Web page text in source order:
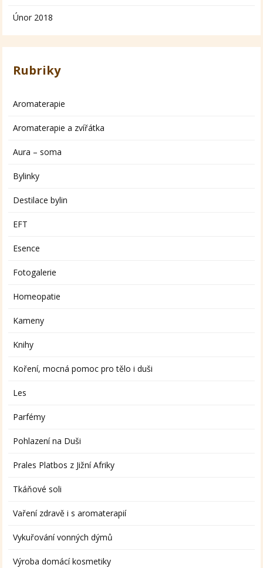
Únor 2018
Rubriky
Aromaterapie
Aromaterapie a zvířátka
Aura – soma
Bylinky
Destilace bylin
EFT
Esence
Fotogalerie
Homeopatie
Kameny
Knihy
Koření, mocná pomoc pro tělo i duši
Les
Parfémy
Pohlazení na Duši
Prales Platbos z Jižní Afriky
Tkáňové soli
Vaření zdravě i s aromaterapií
Vykuřování vonných dýmů
Výroba domácí kosmetiky